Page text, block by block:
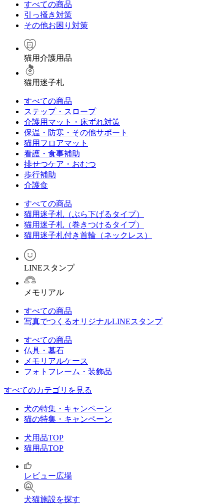
すべての商品
引っ掻き対策
その他お困り対策
猫用介護用品
猫用迷子札
すべての商品
ステップ・スロープ
介護用マット・床ずれ対策
保温・防寒・その他サポート
猫用フロアマット
看護・食事補助
排せつケア・おむつ
歩行補助
介護食
すべての商品
猫用迷子札（ぶら下げるタイプ）
猫用迷子札（巻きつけるタイプ）
猫用迷子札付き首輪（ネックレス）
LINEスタンプ
メモリアル
すべての商品
写真でつくるオリジナルLINEスタンプ
すべての商品
仏具・墓石
メモリアルケース
フォトフレーム・装飾品
すべてのカテゴリを見る
犬の特集・キャンペーン
猫の特集・キャンペーン
犬用品TOP
猫用品TOP
レビュー広場
犬猫施設を探す